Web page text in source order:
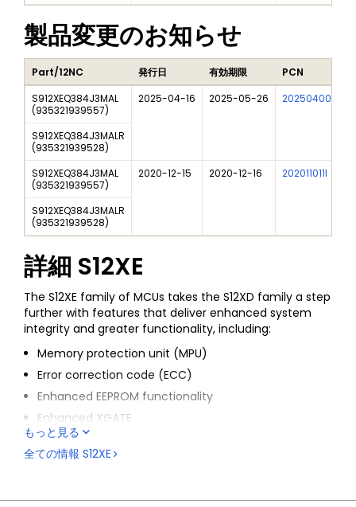
製品変更のお知らせ
Part/12NC 発行日 有効期限 PCN
S912XEQ384J3MAL
(935321939557)
2025-04-16 2025-05-26 202504008I
S912XEQ384J3MALR
(935321939528)
S912XEQ384J3MAL
(935321939557)
2020-12-15 2020-12-16 202011011I
S912XEQ384J3MALR
(935321939528)
詳細 S12XE
The S12XE family of MCUs takes the S12XD family a step
further with features that deliver enhanced system
integrity and greater functionality, including:
Memory protection unit (MPU)
Error correction code (ECC)
Enhanced EEPROM functionality
Enhanced XGATE
Frequency-modulated locked loop
Faster analog-to-digital converter (ADC)
もっと見る
全ての情報 S12XE